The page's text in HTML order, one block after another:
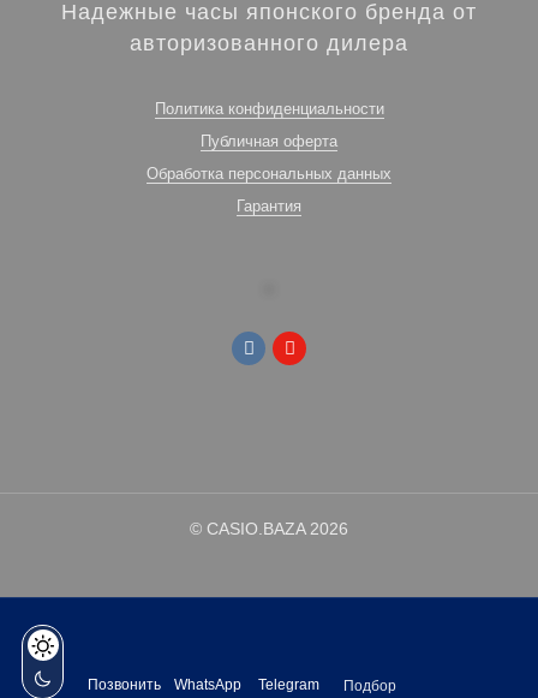
Надежные часы японского бренда от
авторизованного дилера
Политика конфиденциальности
Публичная оферта
Обработка персональных данных
Гарантия
© CASIO.BAZA 2026
Позвонить WhatsApp Telegram
Подбор